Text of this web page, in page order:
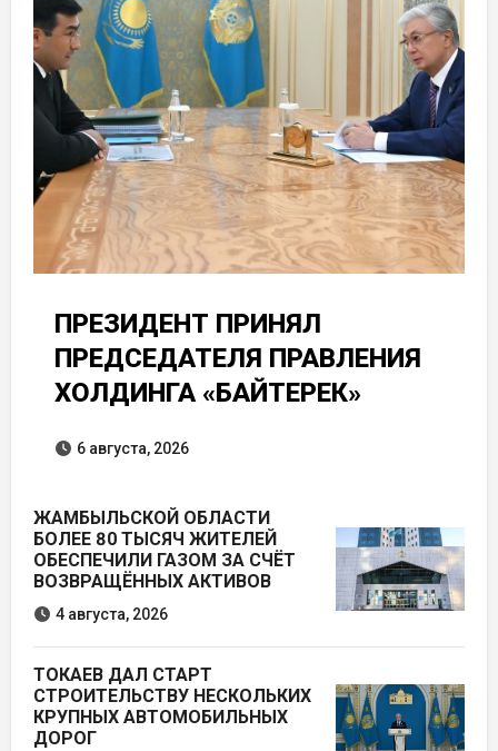
ПРЕЗИДЕНТ ПРИНЯЛ
ПРЕДСЕДАТЕЛЯ ПРАВЛЕНИЯ
ХОЛДИНГА «БАЙТЕРЕК»
6 августа, 2026
ЖАМБЫЛЬСКОЙ ОБЛАСТИ
БОЛЕЕ 80 ТЫСЯЧ ЖИТЕЛЕЙ
ОБЕСПЕЧИЛИ ГАЗОМ ЗА СЧЁТ
ВОЗВРАЩЁННЫХ АКТИВОВ
4 августа, 2026
ТОКАЕВ ДАЛ СТАРТ
СТРОИТЕЛЬСТВУ НЕСКОЛЬКИХ
КРУПНЫХ АВТОМОБИЛЬНЫХ
ДОРОГ